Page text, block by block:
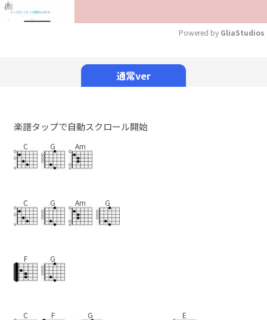
Powered by GliaStudios
通常ver
楽譜タップで自動スクロール開始
C G Am
C G Am G
F G
C F G E